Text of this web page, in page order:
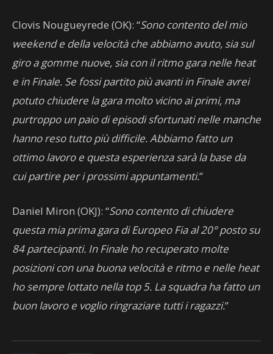
Clovis Nougueyrede (OK): “Sono contento del mio
weekend e della velocità che abbiamo avuto, sia sul
giro a gomme nuove, sia con il ritmo gara nelle heat
e in Finale. Se fossi partito più avanti in Finale avrei
potuto chiudere la gara molto vicino ai primi, ma
purtroppo un paio di episodi sfortunati nelle manche
hanno reso tutto più difficile. Abbiamo fatto un
ottimo lavoro e questa esperienza sarà la base da
cui partire per i prossimi appuntamenti.”
Daniel Miron (OKJ): “Sono contento di chiudere
questa mia prima gara di Europeo Fia al 20° posto su
84 partecipanti. In Finale ho recuperato molte
posizioni con una buona velocità e ritmo e nelle heat
ho sempre lottato nella top 5. La squadra ha fatto un
buon lavoro e voglio ringraziare tutti i ragazzi.”